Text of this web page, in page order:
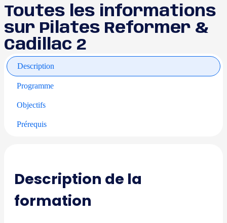
Toutes les informations
sur Pilates Reformer &
Cadillac 2
Description
Programme
Objectifs
Prérequis
Description de la
formation